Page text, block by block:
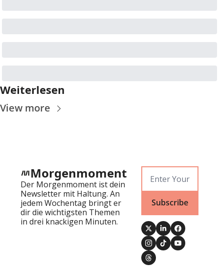
Weiterlesen
View more
Morgenmoment
Der Morgenmoment ist dein
Newsletter mit Haltung. An
jedem Wochentag bringt er
dir die wichtigsten Themen
in drei knackigen Minuten.
Subscribe